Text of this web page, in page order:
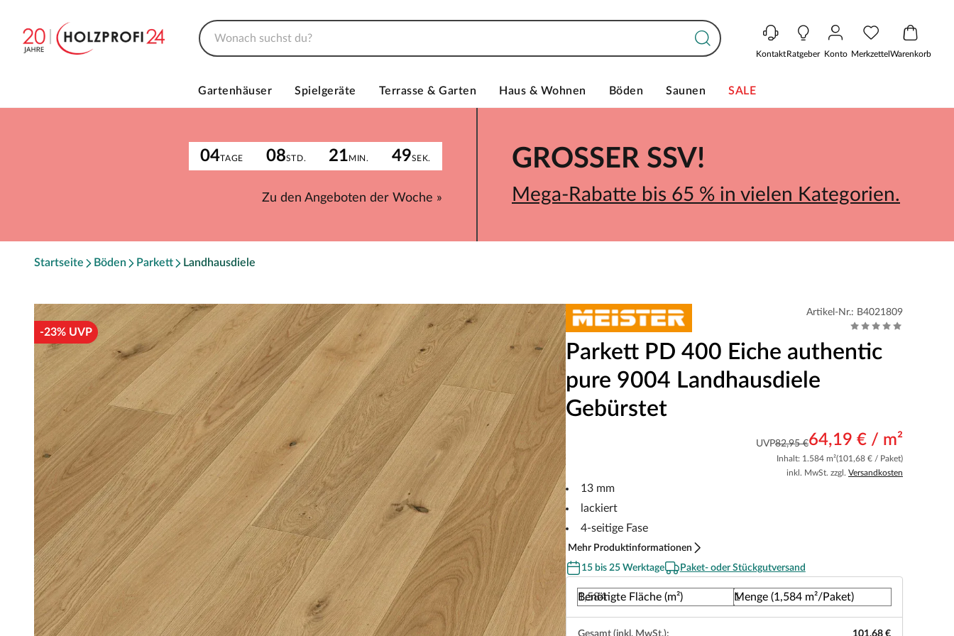
KontaktRatgeber Konto MerkzettelWarenkorb
Gartenhäuser Spielgeräte Terrasse & Garten Haus & Wohnen Böden Saunen SALE
04TAGE 08STD. 21MIN. 49SEK.
Zu den Angeboten der Woche »
GROSSER SSV!
Mega-Rabatte bis 65 % in vielen Kategorien.
Startseite Böden Parkett Landhausdiele
-23% UVP
Artikel-Nr.: B4021809
Parkett PD 400 Eiche authentic
pure 9004 Landhausdiele
Gebürstet
UVP82,95 €64,19 € / m²
Inhalt: 1.584 m²(101,68 € / Paket)
inkl. MwSt. zzgl. Versandkosten
13 mm
lackiert
4-seitige Fase
Mehr Produktinformationen
15 bis 25 Werktage
Paket- oder Stückgutversand
Benötigte Fläche (m²) Menge (1,584 m²/Paket)
Gesamt (inkl. MwSt.): 101,68 €